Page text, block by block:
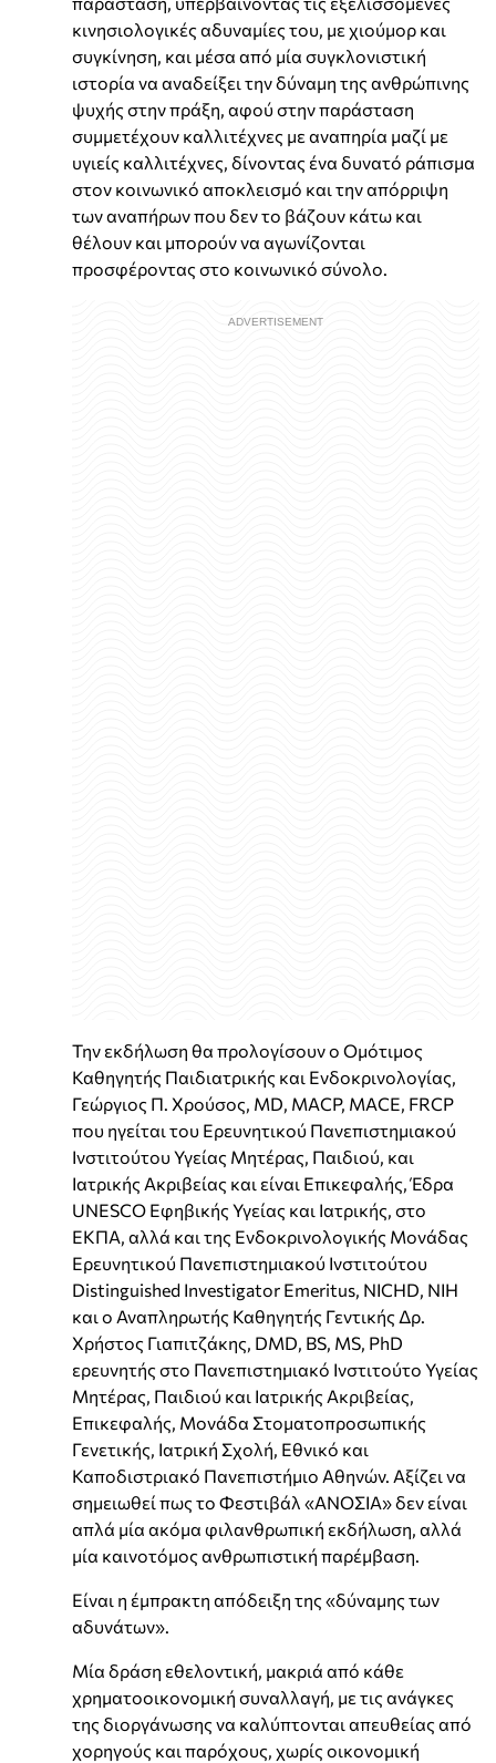
κινησιολογικές αδυναμίες του, με χιούμορ και
συγκίνηση, και μέσα από μία συγκλονιστική
ιστορία να αναδείξει την δύναμη της ανθρώπινης
ψυχής στην πράξη, αφού στην παράσταση
συμμετέχουν καλλιτέχνες με αναπηρία μαζί με
υγιείς καλλιτέχνες, δίνοντας ένα δυνατό ράπισμα
στον κοινωνικό αποκλεισμό και την απόρριψη
των αναπήρων που δεν το βάζουν κάτω και
θέλουν και μπορούν να αγωνίζονται
προσφέροντας στο κοινωνικό σύνολο.
Την εκδήλωση θα προλογίσουν ο Ομότιμος
Καθηγητής Παιδιατρικής και Ενδοκρινολογίας,
Γεώργιος Π. Χρούσος, MD, MACP, MACE, FRCP
που ηγείται του Ερευνητικού Πανεπιστημιακού
Ινστιτούτου Υγείας Μητέρας, Παιδιού, και
Ιατρικής Ακριβείας και είναι Επικεφαλής, Έδρα
UNESCO Εφηβικής Υγείας και Ιατρικής, στο
ΕΚΠΑ, αλλά και της Ενδοκρινολογικής Μονάδας
Ερευνητικού Πανεπιστημιακού Ινστιτούτου
Distinguished Investigator Emeritus, NICHD, NIH
και ο Αναπληρωτής Καθηγητής Γεντικής Δρ.
Χρήστος Γιαπιτζάκης, DMD, BS, MS, PhD
ερευνητής στο Πανεπιστημιακό Ινστιτούτο Υγείας
Μητέρας, Παιδιού και Ιατρικής Ακριβείας,
Επικεφαλής, Μονάδα Στοματοπροσωπικής
Γενετικής, Ιατρική Σχολή, Εθνικό και
Καποδιστριακό Πανεπιστήμιο Αθηνών. Αξίζει να
σημειωθεί πως το Φεστιβάλ «ΑΝΟΣΙΑ» δεν είναι
απλά μία ακόμα φιλανθρωπική εκδήλωση, αλλά
μία καινοτόμος ανθρωπιστική παρέμβαση.
Είναι η έμπρακτη απόδειξη της «δύναμης των
αδυνάτων».
Μία δράση εθελοντική, μακριά από κάθε
χρηματοοικονομική συναλλαγή, με τις ανάγκες
της διοργάνωσης να καλύπτονται απευθείας από
χορηγούς και παρόχους, χωρίς οικονομική